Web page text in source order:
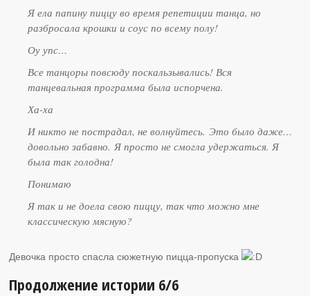
Я ела папину пиццу во время репетиции танца, но
разбросала крошки и соус по всему полу!
Оу упс…
Все танцоры повсюду поскальзывались! Вся
танцевальная программа была испорчена.
Ха-ха
И никто не пострадал, не волнуйтесь. Это было даже…
довольно забавно. Я просто не смогла удержаться. Я
была так голодна!
Понимаю
Я так и не доела свою пиццу, так что можно мне
классическую мясную?
Девочка просто спасла сюжетную пицца-пропуска
Продолжение истории 6/6